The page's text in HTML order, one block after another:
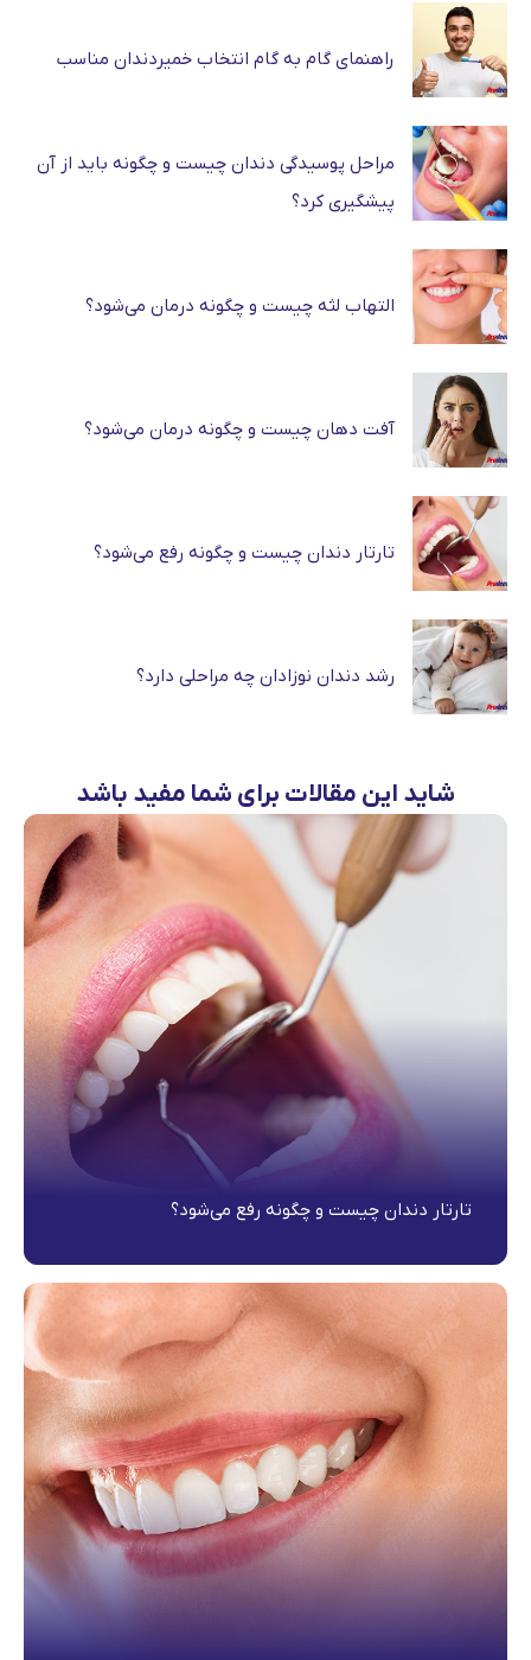
راهنمای گام به گام انتخاب خمیردندان مناسب
مراحل پوسیدگی دندان چیست و چگونه باید از آن
پیشگیری کرد؟
التهاب لثه چیست و چگونه درمان می‌شود؟
آفت دهان چیست و چگونه درمان می‌شود؟
تارتار دندان چیست و چگونه رفع می‌شود؟
رشد دندان نوزادان چه مراحلی دارد؟
شاید این مقالات برای شما مفید باشد
تارتار دندان چیست و چگونه رفع می‌شود؟